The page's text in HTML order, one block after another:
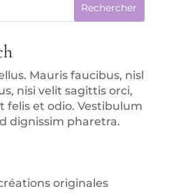
Rechercher
Mauris faucibus, nisl
nisi velit sagittis orci,
felis et odio. Vestibulum
dignissim pharetra.
originales